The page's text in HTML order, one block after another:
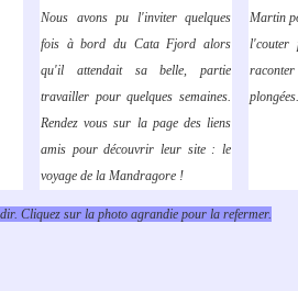
Nous avons pu l'inviter quelques
fois à bord du Cata Fjord alors
qu'il attendait sa belle, partie
travailler pour quelques semaines.
Rendez vous sur la page des liens
amis pour découvrir leur site : le
voyage de la Mandragore !
Martin
l'couter
plongées.
Cliquez sur la photo agrandie pour la refermer.